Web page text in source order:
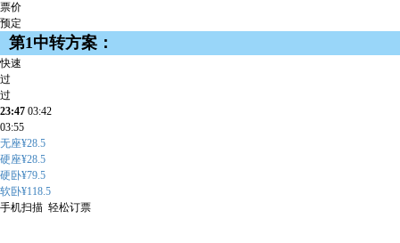
票价
预定
第1中转方案：
快速
过
过
23:47 03:42
03:55
无座¥28.5
硬座¥28.5
硬卧¥79.5
软卧¥118.5
手机扫描 轻松订票